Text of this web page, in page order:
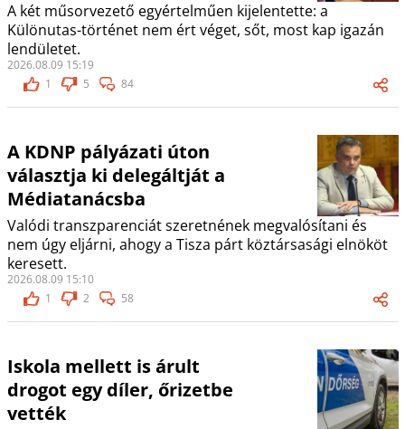
A két műsorvezető egyértelműen kijelentette: a
Különutas-történet nem ért véget, sőt, most kap igazán
lendületet.
2026.08.09 15:19
1
5 84
A KDNP pályázati úton
választja ki delegáltját a
Médiatanácsba
Valódi transzparenciát szeretnének megvalósítani és
nem úgy eljárni, ahogy a Tisza párt köztársasági elnököt
keresett.
2026.08.09 15:10
1
2 58
Iskola mellett is árult
drogot egy díler, őrizetbe
vették